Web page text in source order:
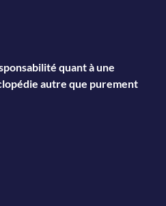
quant à une
autre que purement